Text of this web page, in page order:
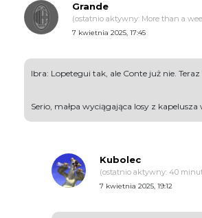
Grande
(ostatnio aktywny: More than a
7 kwietnia 2025, 17:45
Ibra: Lopetegui tak, ale Conte już nie. Teraz
Serio, małpa wyciągająca losy z kapelusza
Kubolec
(ostatnio aktywny: 40
7 kwietnia 2025, 19:12